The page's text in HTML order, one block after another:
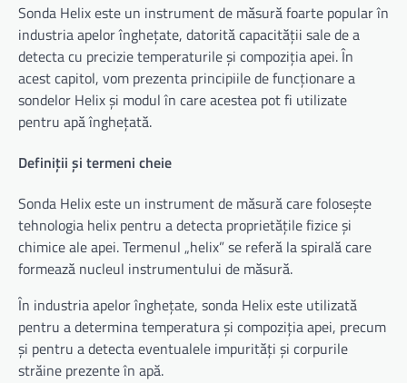
Sonda Helix este un instrument de măsură foarte popular în
industria apelor înghețate, datorită capacității sale de a
detecta cu precizie temperaturile și compoziția apei. În
acest capitol, vom prezenta principiile de funcționare a
sondelor Helix și modul în care acestea pot fi utilizate
pentru apă înghețată.
Definiții și termeni cheie
Sonda Helix este un instrument de măsură care folosește
tehnologia helix pentru a detecta proprietățile fizice și
chimice ale apei. Termenul „helix” se referă la spirală care
formează nucleul instrumentului de măsură.
În industria apelor înghețate, sonda Helix este utilizată
pentru a determina temperatura și compoziția apei, precum
și pentru a detecta eventualele impurități și corpurile
străine prezente în apă.